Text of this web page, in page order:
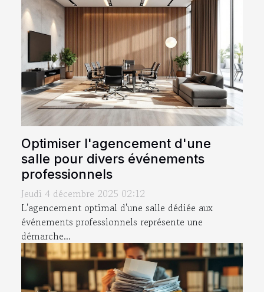
Optimiser l'agencement d'une
salle pour divers événements
professionnels
Jeudi 4 décembre 2025 02:12
L'agencement optimal d'une salle dédiée aux
événements professionnels représente une
démarche...